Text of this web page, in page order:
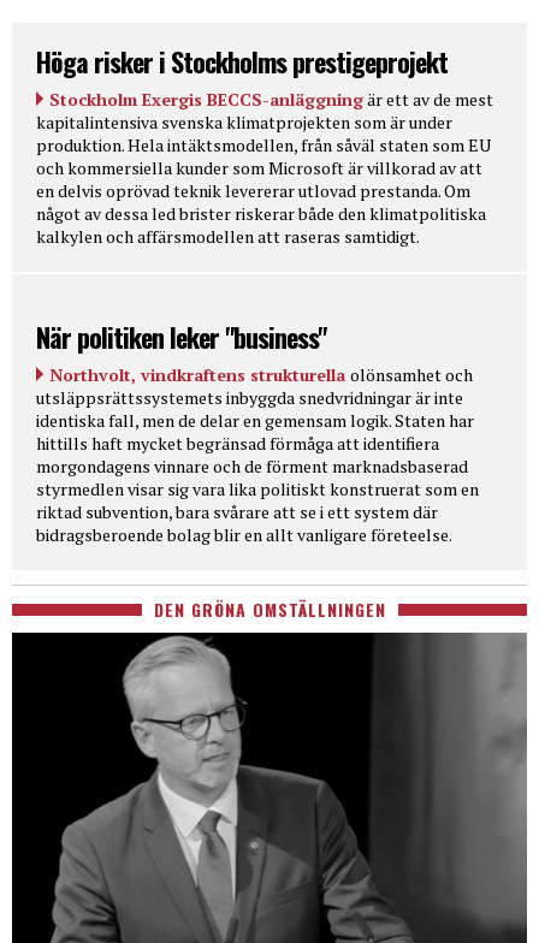
Höga risker i Stockholms prestigeprojekt
Stockholm Exergis BECCS-anläggningär ett av de mest
kapitalintensiva svenska klimatprojekten som är under
produktion. Hela intäktsmodellen, från såväl staten som EU
och kommersiella kunder som Microsoft är villkorad av att
en delvis oprövad teknik levererar utlovad prestanda. Om
något av dessa led brister riskerar både den klimatpolitiska
kalkylen och affärsmodellen att raseras samtidigt.
När politiken leker "business"
Northvolt, vindkraftens strukturella olönsamhet och
utsläppsrättssystemets inbyggda snedvridningar är inte
identiska fall, men de delar en gemensam logik. Staten har
hittills haft mycket begränsad förmåga att identifiera
morgondagens vinnare och de förment marknadsbaserad
styrmedlen visar sig vara lika politiskt konstruerat som en
riktad subvention, bara svårare att se i ett system där
bidragsberoende bolag blir en allt vanligare företeelse.
DEN GRÖNA OMSTÄLLNINGEN